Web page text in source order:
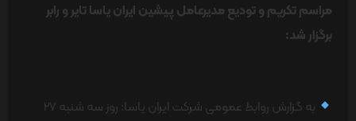
مراسم تکریم و تودیع مدیرعامل پیشین ایران یاسا تایر و رابر
برگزار شد:
به گزارش روابط عمومی شرکت ایران یاسا: روز سه شنبه 27